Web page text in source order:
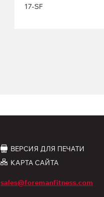
17-SF
ВЕРСИЯ ДЛЯ ПЕЧАТИ
КАРТА САЙТА
sales@foremanfitness.com